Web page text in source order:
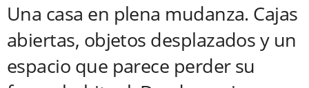
Una casa en plena mudanza. Cajas
abiertas, objetos desplazados y un
espacio que parece perder su